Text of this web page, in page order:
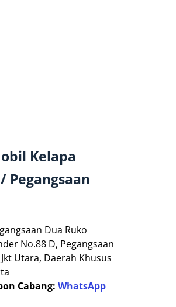
Kelapa
Pegangsaan
Dua Ruko
No.88 D, Pegangsaan
Utara, Daerah Khusus
Cabang: WhatsApp